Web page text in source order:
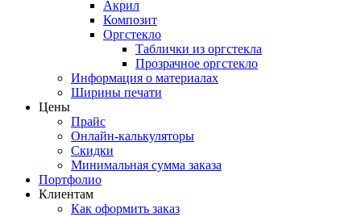
Акрил
Композит
Оргстекло
Таблички из оргстекла
Прозрачное оргстекло
Информация о материалах
Ширины печати
Цены
Прайс
Онлайн-калькуляторы
Скидки
Минимальная сумма заказа
Портфолио
Клиентам
Как оформить заказ